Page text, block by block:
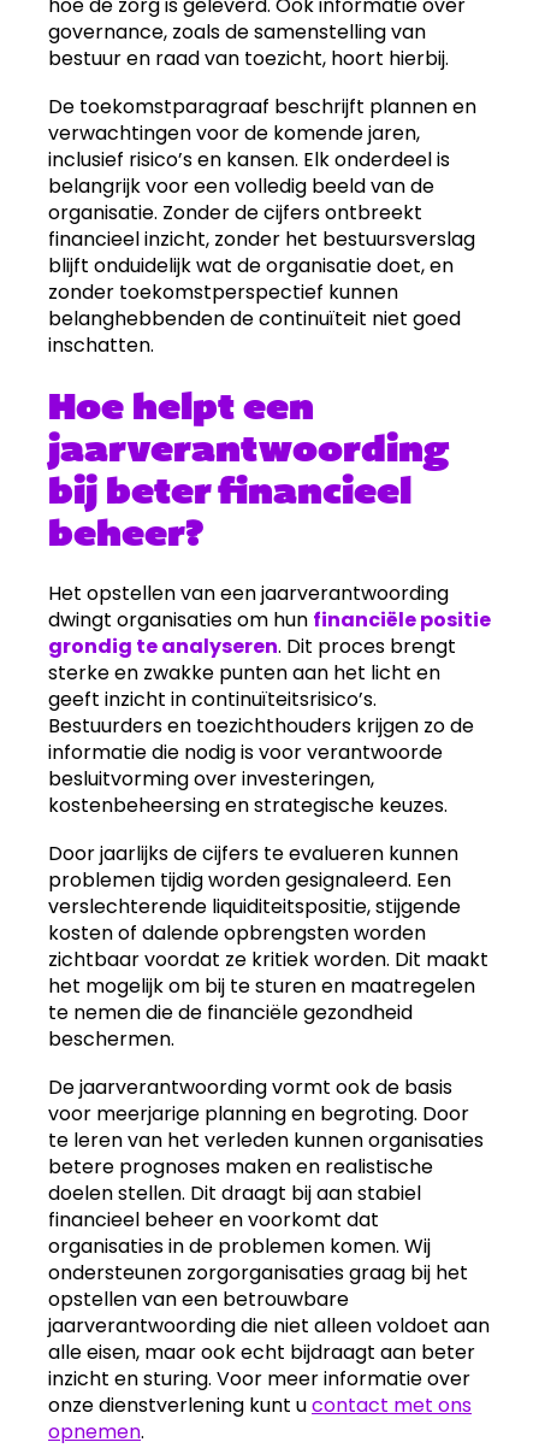
hoe de zorg is geleverd. Ook informatie over
governance, zoals de samenstelling van
bestuur en raad van toezicht, hoort hierbij.
De toekomstparagraaf beschrijft plannen en
verwachtingen voor de komende jaren,
inclusief risico’s en kansen. Elk onderdeel is
belangrijk voor een volledig beeld van de
organisatie. Zonder de cijfers ontbreekt
financieel inzicht, zonder het bestuursverslag
blijft onduidelijk wat de organisatie doet, en
zonder toekomstperspectief kunnen
belanghebbenden de continuïteit niet goed
inschatten.
Hoe helpt een
jaarverantwoording
bij beter financieel
beheer?
Het opstellen van een jaarverantwoording
dwingt organisaties om hun financiële positie
grondig te analyseren. Dit proces brengt
sterke en zwakke punten aan het licht en
geeft inzicht in continuïteitsrisico’s.
Bestuurders en toezichthouders krijgen zo de
informatie die nodig is voor verantwoorde
besluitvorming over investeringen,
kostenbeheersing en strategische keuzes.
Door jaarlijks de cijfers te evalueren kunnen
problemen tijdig worden gesignaleerd. Een
verslechterende liquiditeitspositie, stijgende
kosten of dalende opbrengsten worden
zichtbaar voordat ze kritiek worden. Dit maakt
het mogelijk om bij te sturen en maatregelen
te nemen die de financiële gezondheid
beschermen.
De jaarverantwoording vormt ook de basis
voor meerjarige planning en begroting. Door
te leren van het verleden kunnen organisaties
betere prognoses maken en realistische
doelen stellen. Dit draagt bij aan stabiel
financieel beheer en voorkomt dat
organisaties in de problemen komen. Wij
ondersteunen zorgorganisaties graag bij het
opstellen van een betrouwbare
jaarverantwoording die niet alleen voldoet aan
alle eisen, maar ook echt bijdraagt aan beter
inzicht en sturing. Voor meer informatie over
onze dienstverlening kunt ucontact met ons
opnemen.